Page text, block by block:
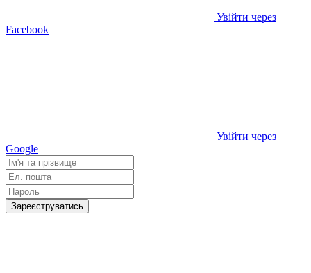
Увійти через
Facebook
Увійти через
Google
Зареєструватись